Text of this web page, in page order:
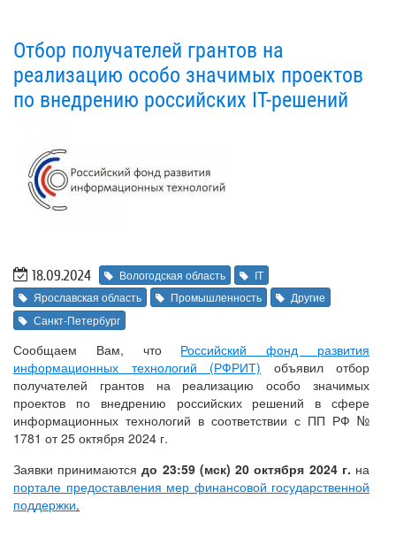
Отбор получателей грантов на
реализацию особо значимых проектов
по внедрению российских IT-решений
18.09.2024 Вологодская область
IT
Ярославская область
Промышленность
Другие
Санкт-Петербург
Сообщаем Вам, что Российский фонд развития
информационных технологий (РФРИТ) объявил отбор
получателей грантов на реализацию особо значимых
проектов по внедрению российских решений в сфере
информационных технологий в соответствии с ПП РФ №
1781 от 25 октября 2024 г.
Заявки принимаютсядо 23:59 (мск) 20 октября 2024 г. на
портале предоставления мер финансовой государственной
поддержки.